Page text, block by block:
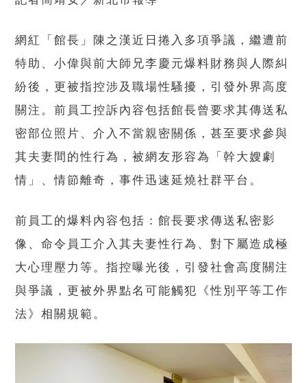
網紅「館長」陳之漢近日捲入多項爭議，繼遭前
特助、小偉與前大師兄李慶元爆料財務與人際糾
紛後，更被指控涉及職場性騷擾，引發外界高度
關注。前員工控訴內容包括館長曾要求其傳送私
密部位照片、介入不當親密關係，甚至要求參與
其夫妻間的性行為，被網友形容為「幹大嫂劇
情」、情節離奇，事件迅速延燒社群平台。
前員工的爆料內容包括：館長要求傳送私密影
像、命令員工介入其夫妻性行為、對下屬造成極
大心理壓力等。指控曝光後，引發社會高度關注
與爭議，更被外界點名可能觸犯《性別平等工作
法》相關規範。